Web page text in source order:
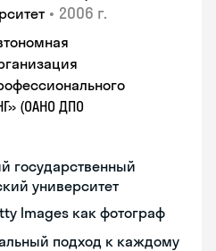
• 2006 г.
(ОАНО ДПО
государственный
университет
Images как фотограф
подход к каждому